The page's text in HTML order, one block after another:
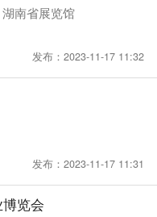
南省展览馆
发布：2023-11-17 11:32
发布：2023-11-17 11:31
览会